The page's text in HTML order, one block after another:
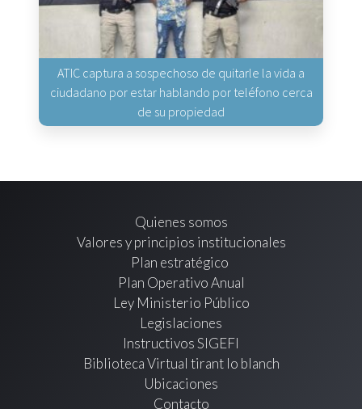
ATIC captura a sospechoso de quitarle la vida a
ciudadano por estar hablando por teléfono cerca
de su propiedad
Quienes somos
Valores y principios institucionales
Plan estratégico
Plan Operativo Anual
Ley Ministerio Público
Legislaciones
Instructivos SIGEFI
Biblioteca Virtual tirant lo blanch
Ubicaciones
Contacto